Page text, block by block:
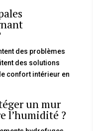
des problèmes
des solutions
confort intérieur en
un mur
l’humidité ?